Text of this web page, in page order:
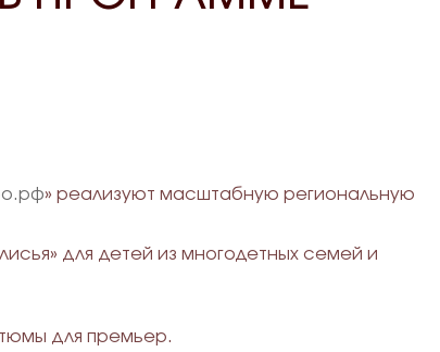
» реализуют масштабную региональную
для детей из многодетных семей и
для премьер.